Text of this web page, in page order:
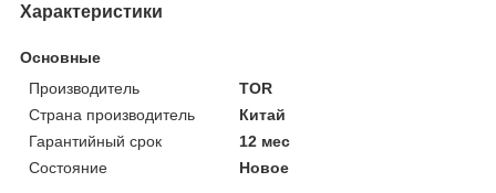
Характеристики
Основные
Производитель
TOR
Страна производитель
Китай
Гарантийный срок
12 мес
Состояние
Новое